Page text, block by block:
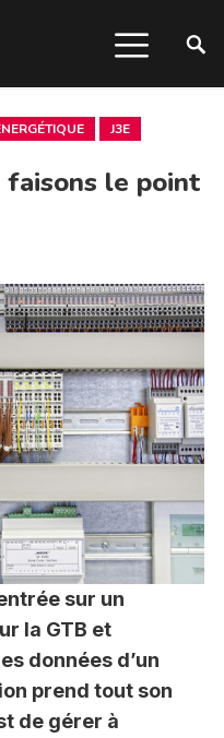
J3E
le point
sur un
la GTB et
données d’un
prend tout son
de gérer à